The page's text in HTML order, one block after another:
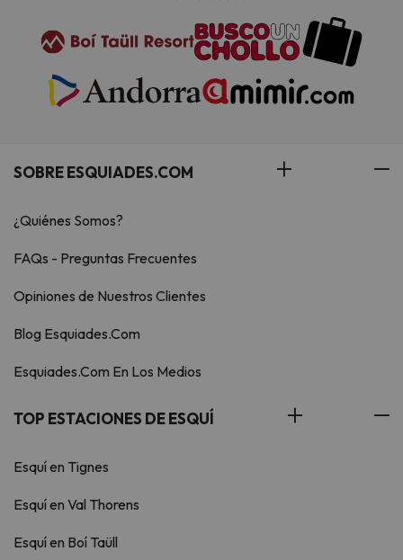
SOBRE ESQUIADES.COM
¿Quiénes Somos?
FAQs - Preguntas Frecuentes
Opiniones de Nuestros Clientes
Blog Esquiades.Com
Esquiades.Com En Los Medios
TOP ESTACIONES DE ESQUÍ
Esquí en Tignes
Esquí en Val Thorens
Esquí en Boí Taüll